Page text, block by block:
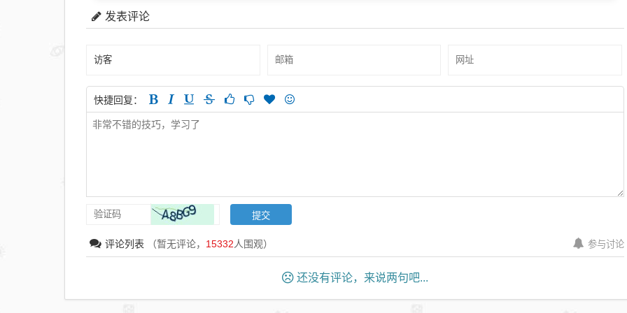
发表评论
快捷回复：
评论列表 （暂无评论， 15332人围观） 参与讨论
还没有评论，来说两句吧...